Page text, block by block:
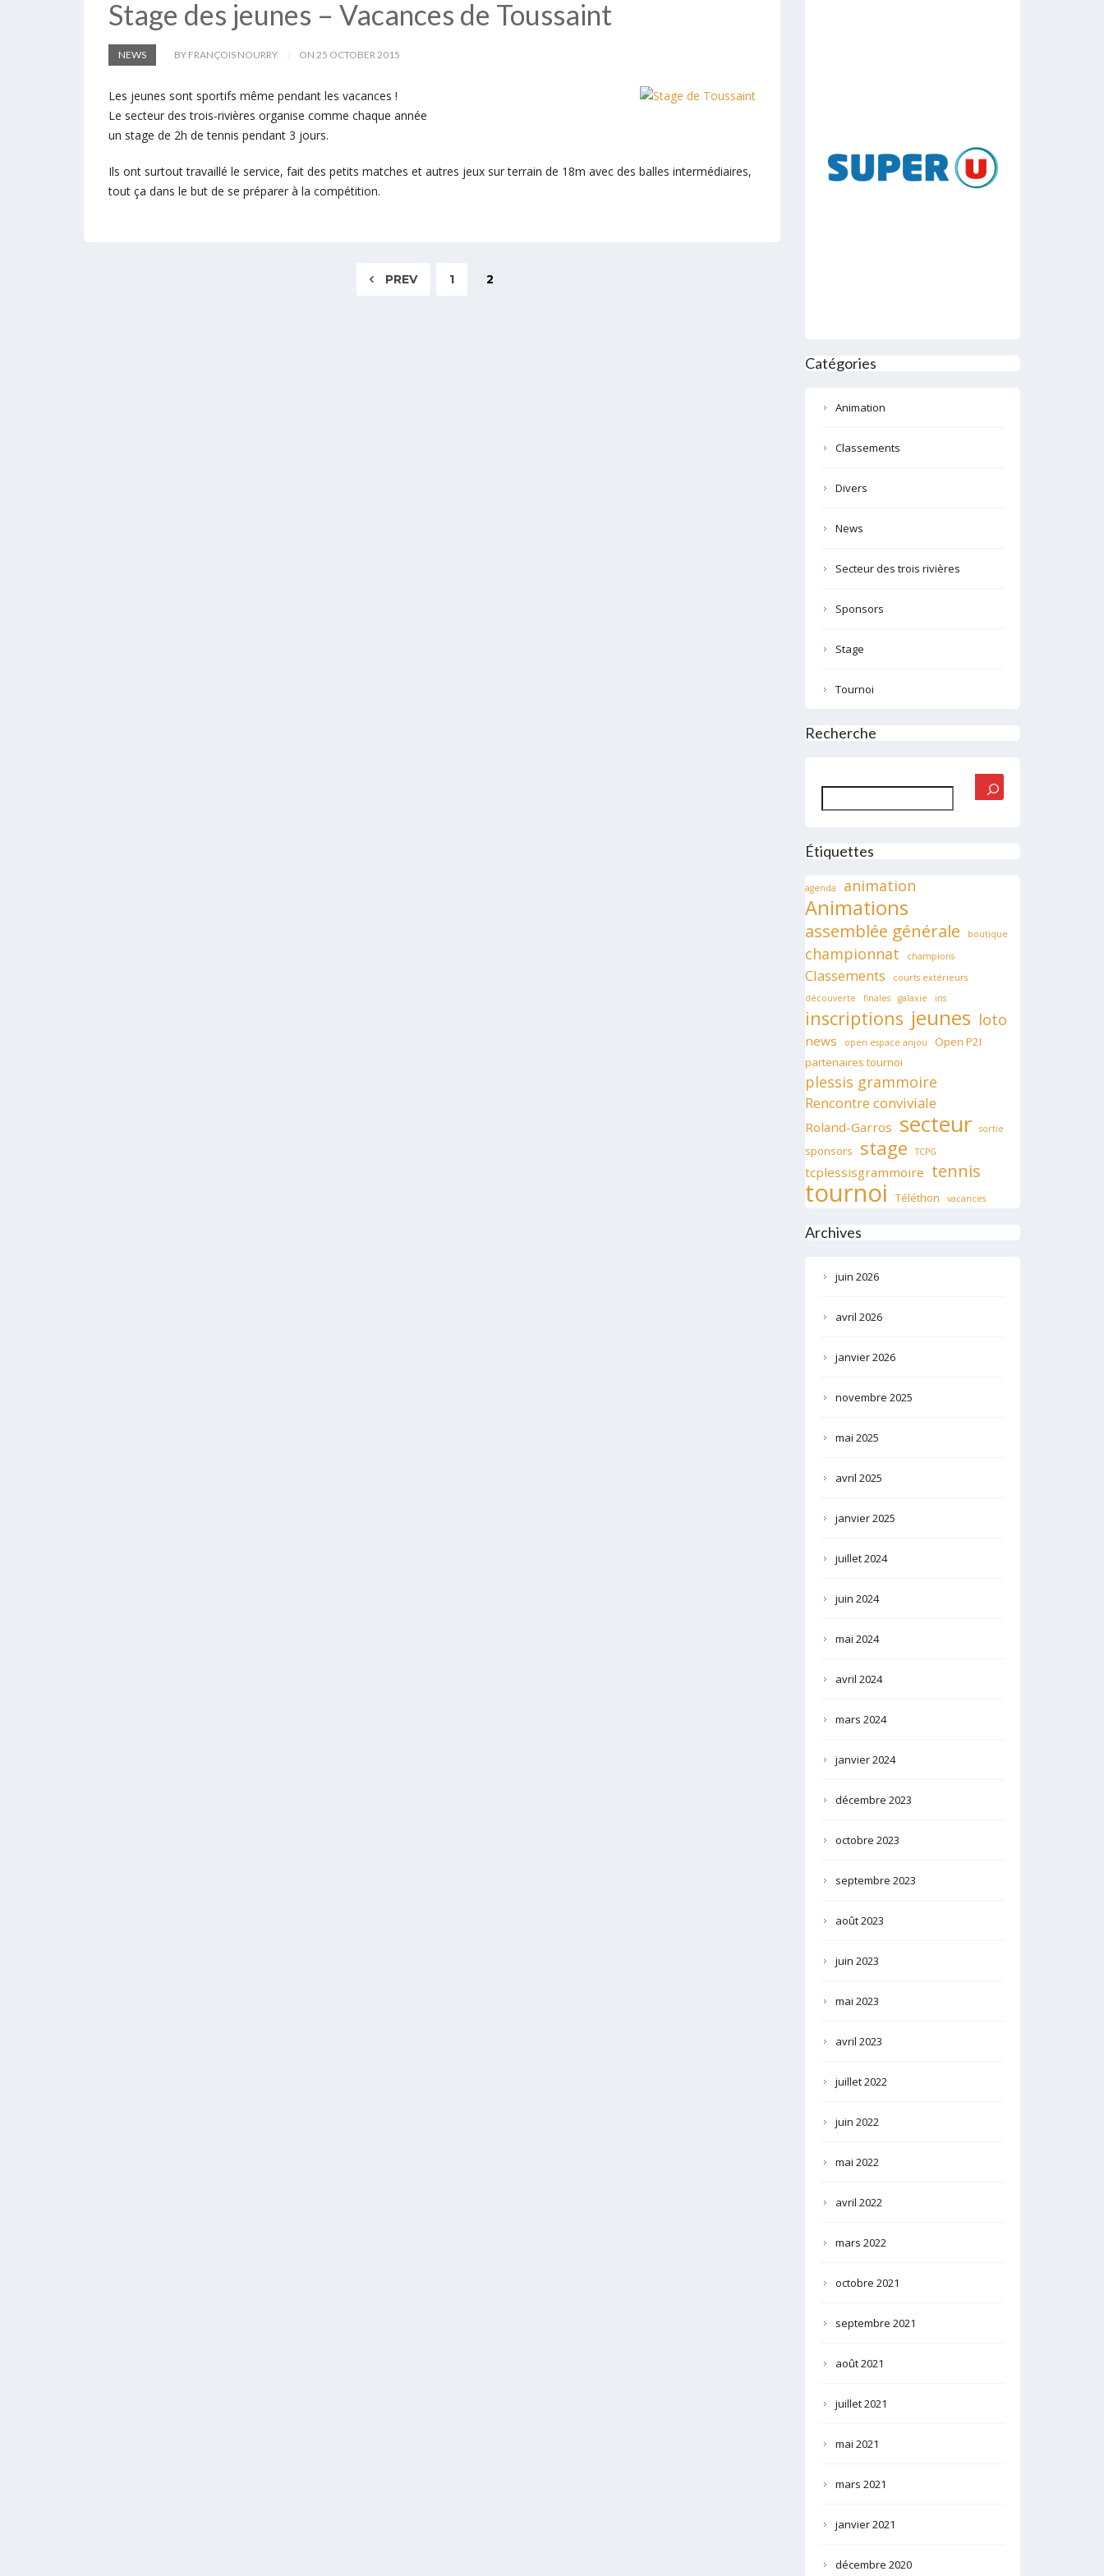
Stage des jeunes – Vacances de Toussaint
NEWS BY FRANÇOIS NOURRY ON 25 OCTOBER 2015
Les jeunes sont sportifs même pendant les vacances !
Le secteur des trois-rivières organise comme chaque année
un stage de 2h de tennis pendant 3 jours.
Ils ont surtout travaillé le service, fait des petits matches et autres jeux sur terrain de 18m avec des balles intermédiaires,
tout ça dans le but de se préparer à la compétition.
PREV 1 2
Catégories
Animation
Classements
Divers
News
Secteur des trois rivières
Sponsors
Stage
Tournoi
Recherche
Étiquettes
agenda animation
Animations
assemblée générale boutique
championnat champions
Classements
courts extérieurs
découverte
finales galaxie ins
inscriptions jeunes loto
news open espace anjou
Open P2I
partenaires tournoi
plessis grammoire
Rencontre conviviale
Roland-Garros secteur sortie
sponsors stage TCPG
tcplessisgrammoire tennis
tournoi Téléthon vacances
Archives
juin 2026
avril 2026
janvier 2026
novembre 2025
mai 2025
avril 2025
janvier 2025
juillet 2024
juin 2024
mai 2024
avril 2024
mars 2024
janvier 2024
décembre 2023
octobre 2023
septembre 2023
août 2023
juin 2023
mai 2023
avril 2023
juillet 2022
juin 2022
mai 2022
avril 2022
mars 2022
octobre 2021
septembre 2021
août 2021
juillet 2021
mai 2021
mars 2021
janvier 2021
décembre 2020